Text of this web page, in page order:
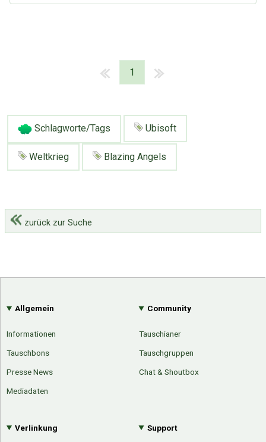
1
Schlagworte/Tags Ubisoft
Weltkrieg Blazing Angels
zurück zur Suche
Allgemein
Informationen
Tauschbons
Presse News
Mediadaten
Community
Tauschianer
Tauschgruppen
Chat & Shoutbox
Verlinkung Support